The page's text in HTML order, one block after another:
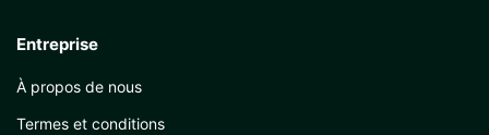
Entreprise
À propos de nous
Termes et conditions